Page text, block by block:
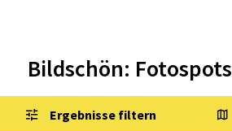
Bildschön: Fotospots
Ergebnisse filtern